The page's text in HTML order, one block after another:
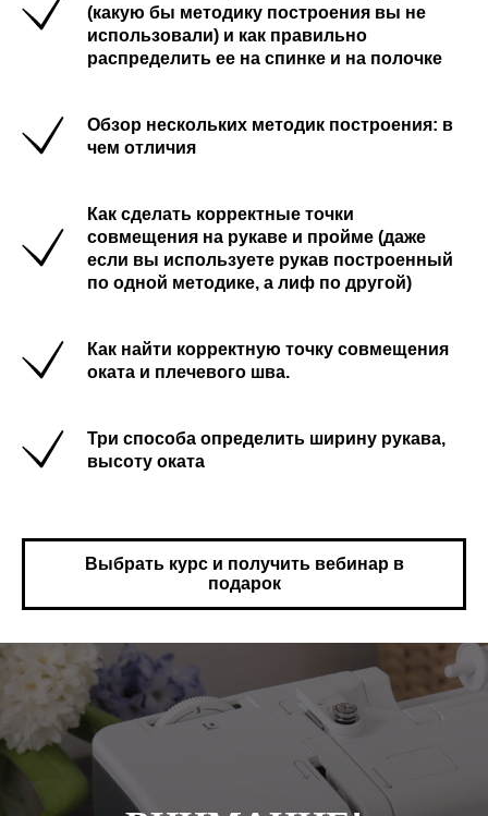
(какую бы методику построения вы не
использовали) и как правильно
распределить ее на спинке и на полочке
Обзор нескольких методик построения: в
чем отличия
Как сделать корректные точки
совмещения на рукаве и пройме (даже
если вы используете рукав построенный
по одной методике, а лиф по другой)
Как найти корректную точку совмещения
оката и плечевого шва.
Три способа определить ширину рукава,
высоту оката
Выбрать курс и получить вебинар в
подарок